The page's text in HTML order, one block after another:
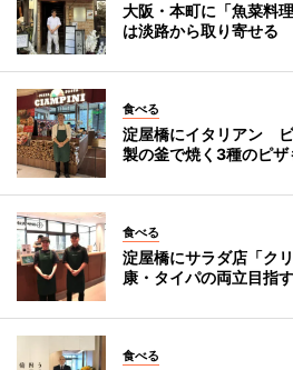
大阪・本町に「魚菜料
は淡路から取り寄せる
食べる
淀屋橋にイタリアン
製の釜で焼く3種のピザ
食べる
淀屋橋にサラダ店「ク
康・タイパの両立目指す
食べる